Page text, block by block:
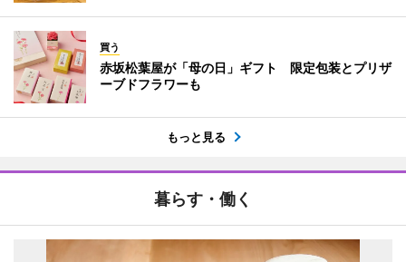
買う
赤坂松葉屋が「母の日」ギフト 限定包装とプリザ
ーブドフラワーも
もっと見る
暮らす・働く